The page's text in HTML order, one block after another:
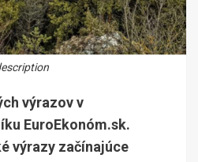
výrazov v
EuroEkonóm.sk.
výrazy začínajúce